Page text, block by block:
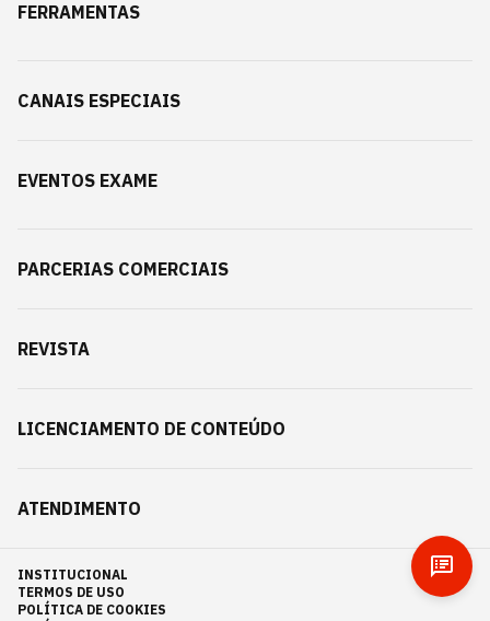
FERRAMENTAS
CANAIS ESPECIAIS
EVENTOS EXAME
PARCERIAS COMERCIAIS
REVISTA
LICENCIAMENTO DE CONTEÚDO
ATENDIMENTO
INSTITUCIONAL
TERMOS DE USO
POLÍTICA DE COOKIES